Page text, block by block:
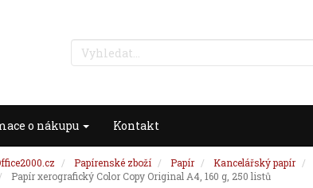
o nákupu Kontakt
Papírenské zboží Papír Kancelářský papír
Papír xerografický Color Copy Original A4, 160 g, 250 listů